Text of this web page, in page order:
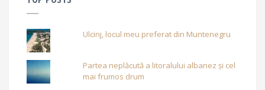
Ulcinj, locul meu preferat din Muntenegru
Partea neplăcută a litoralului albanez și cel
mai frumos drum